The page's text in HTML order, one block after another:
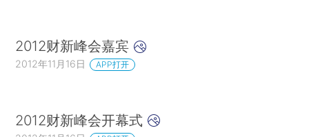
2012财新峰会嘉宾
2012年11月16日 APP打开
2012财新峰会开幕式